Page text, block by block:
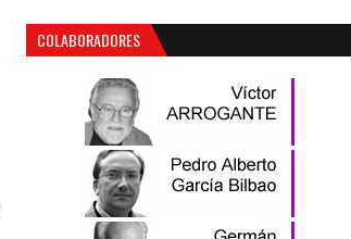
COLABORADORES